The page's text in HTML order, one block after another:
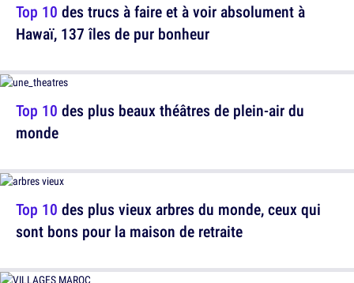
Top 10 des plus beaux théâtres de plein-air du
monde
Top 10 des trucs à faire et à voir absolument à
Hawaï, 137 îles de pur bonheur
Top 10 des plus vieux arbres du monde, ceux qui
sont bons pour la maison de retraite